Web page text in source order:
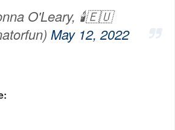
O'Leary, 🕯🇪🇺
May 12, 2022